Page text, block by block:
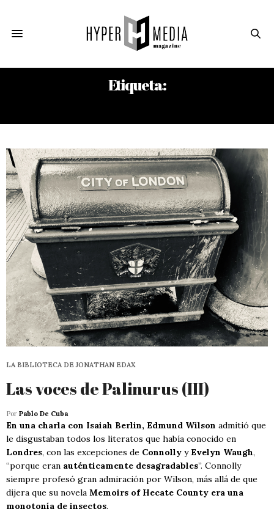
Etiqueta:
LA BIBLIOTECA DE JONATHAN EDAX
Las voces de Palinurus (III)
Por Pablo De Cuba
En una charla con Isaiah Berlin, Edmund Wilson admitió que
le disgustaban todos los literatos que había conocido en
Londres, con las excepciones de Connolly y Evelyn Waugh,
“porque eran auténticamente desagradables”. Connolly
siempre profesó gran admiración por Wilson, más allá de que
dijera que su novela Memoirs of Hecate County era una
monotonía de insectos.